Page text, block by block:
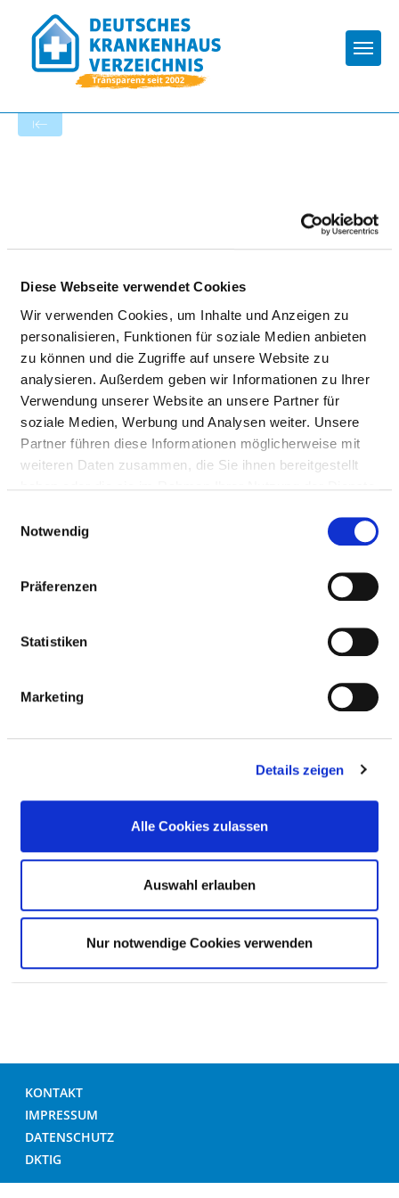
Diese Webseite verwendet Cookies
Wir verwenden Cookies, um Inhalte und Anzeigen zu
personalisieren, Funktionen für soziale Medien anbieten
zu können und die Zugriffe auf unsere Website zu
analysieren. Außerdem geben wir Informationen zu Ihrer
Verwendung unserer Website an unsere Partner für
soziale Medien, Werbung und Analysen weiter. Unsere
Partner führen diese Informationen möglicherweise mit
weiteren Daten zusammen, die Sie ihnen bereitgestellt
Notwendig
Präferenzen
Statistiken
Marketing
Details zeigen
Alle Cookies zulassen
Auswahl erlauben
Nur notwendige Cookies verwenden
KRANKENHAUS DES KREISES
BARRIEREFREIHEIT
Allergenarme Zimmer
Diätetische Angebote
HÖRBEHINDERUNG / GEHÖRLOSIGKEIT
FREMDSPRACHIGKEIT / RELIGION
KONTAKT
IMPRESSUM
DATENSCHUTZ
DKTIG